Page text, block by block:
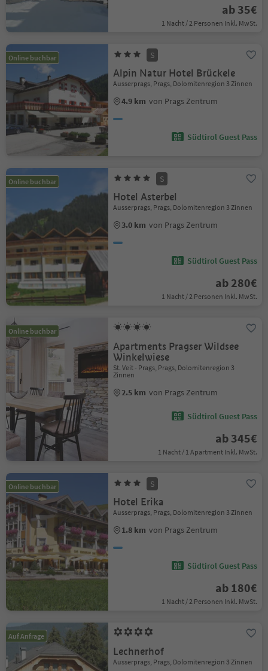
ab 35€
1 Nacht / 2 Personen Inkl. MwSt.
Online buchbar S
Alpin Natur Hotel Brückele
Ausserprags, Prags, Dolomitenregion 3 Zinnen
4.9 km von Prags Zentrum
Südtirol Guest Pass
Online buchbar S
Hotel Asterbel
Ausserprags, Prags, Dolomitenregion 3 Zinnen
3.0 km von Prags Zentrum
Südtirol Guest Pass
ab 280€
1 Nacht / 2 Personen Inkl. MwSt.
Online buchbar
Apartments Pragser Wildsee
Winkelwiese
St. Veit - Prags, Prags, Dolomitenregion 3
Zinnen
2.5 km von Prags Zentrum
Südtirol Guest Pass
ab 345€
1 Nacht / 1 Apartment Inkl. MwSt.
Online buchbar S
Hotel Erika
Ausserprags, Prags, Dolomitenregion 3 Zinnen
1.8 km von Prags Zentrum
Südtirol Guest Pass
ab 180€
1 Nacht / 2 Personen Inkl. MwSt.
Auf Anfrage
Lechnerhof
Ausserprags, Prags, Dolomitenregion 3 Zinnen